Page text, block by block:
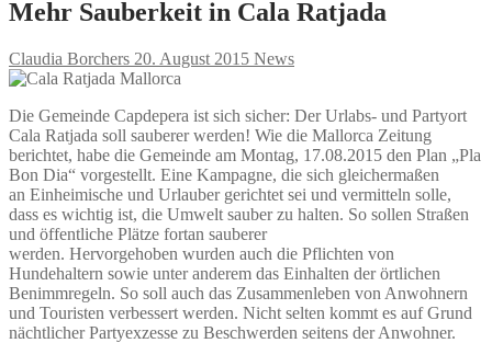
Mehr Sauberkeit in Cala Ratjada
Claudia Borchers 20. August 2015 News
Die Gemeinde Capdepera ist sich sicher: Der Urlabs- und Partyort
Cala Ratjada soll sauberer werden! Wie die Mallorca Zeitung
berichtet, habe die Gemeinde am Montag, 17.08.2015 den Plan „Pla
Bon Dia“ vorgestellt. Eine Kampagne, die sich gleichermaßen
an Einheimische und Urlauber gerichtet sei und vermitteln solle,
dass es wichtig ist, die Umwelt sauber zu halten. So sollen Straßen
und öffentliche Plätze fortan sauberer
werden. Hervorgehoben wurden auch die Pflichten von
Hundehaltern sowie unter anderem das Einhalten der örtlichen
Benimmregeln. So soll auch das Zusammenleben von Anwohnern
und Touristen verbessert werden. Nicht selten kommt es auf Grund
nächtlicher Partyexzesse zu Beschwerden seitens der Anwohner.